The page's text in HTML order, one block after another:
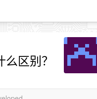
区别？